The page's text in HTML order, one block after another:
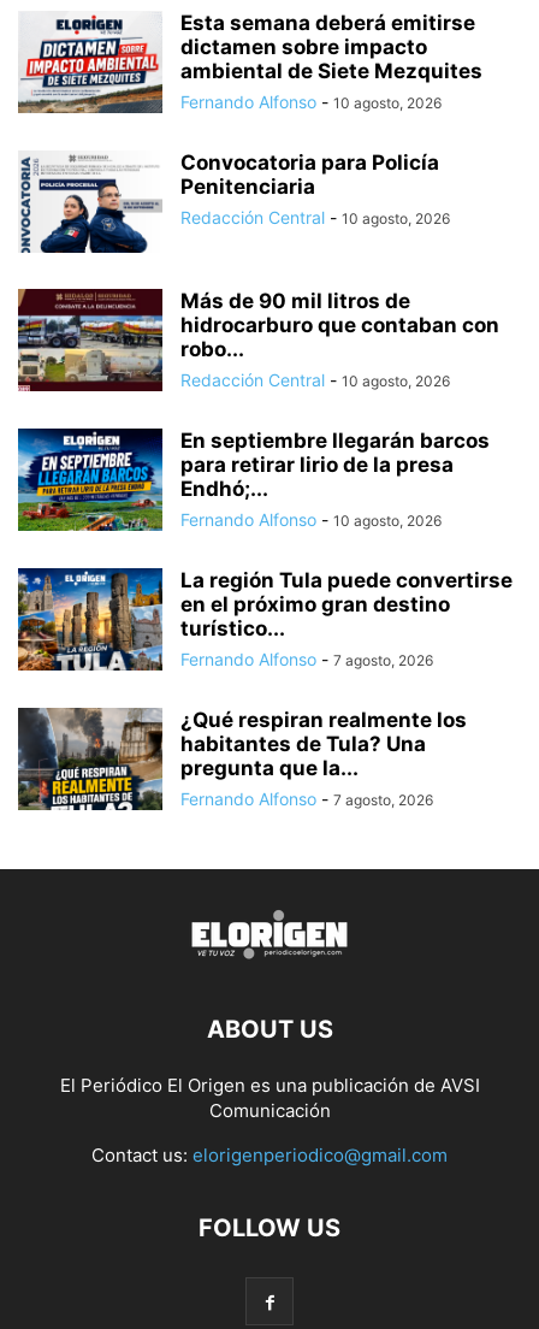
Esta semana deberá emitirse
dictamen sobre impacto
ambiental de Siete Mezquites
Fernando Alfonso - 10 agosto, 2026
Convocatoria para Policía
Penitenciaria
Redacción Central - 10 agosto, 2026
Más de 90 mil litros de
hidrocarburo que contaban con
robo...
Redacción Central - 10 agosto, 2026
En septiembre llegarán barcos
para retirar lirio de la presa
Endhó;...
Fernando Alfonso - 10 agosto, 2026
La región Tula puede convertirse
en el próximo gran destino
turístico...
Fernando Alfonso - 7 agosto, 2026
¿Qué respiran realmente los
habitantes de Tula? Una
pregunta que la...
Fernando Alfonso - 7 agosto, 2026
ABOUT US
El Periódico El Origen es una publicación de AVSI
Comunicación
Contact us: elorigenperiodico@gmail.com
FOLLOW US